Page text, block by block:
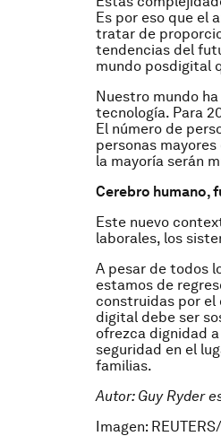
Es por eso que el
tratar de
tendencias del
mundo posdigital
Nuestro mundo
tecnología. Para
El número de
personas
la mayoría serán
Cerebro humano,
Este nuevo
laborales, los
A pesar de todos
estamos de
construidas por el
digital debe ser
ofrezca dignidad
seguridad en el
familias.
Autor: Guy Ryder
Imagen: